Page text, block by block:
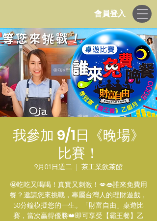
會員登入
我參加 9/1日《晚場》
比賽！
9月01日週二
  |
茶工業飲茶館
🤩吃吃又喝喝！真實又刺激！💋👄誰來免費用
餐？邀請您來挑戰，專屬台灣人的理財遊戲，
50分鐘模擬您的一生。「財富自由」桌遊比
賽，當次贏得優勝👑即可享受【霸王餐】乙